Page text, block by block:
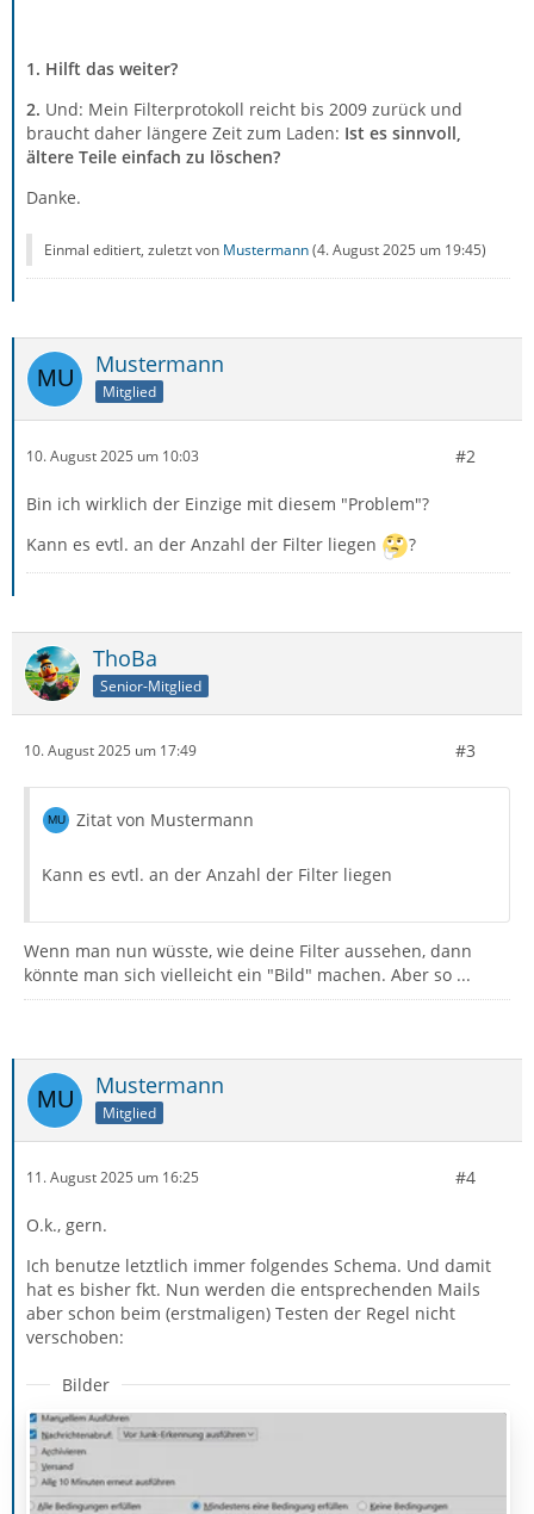
1. Hilft das weiter?
2. Und: Mein Filterprotokoll reicht bis 2009 zurück und
braucht daher längere Zeit zum Laden: Ist es sinnvoll,
ältere Teile einfach zu löschen?
Danke.
Einmal editiert, zuletzt von Mustermann(4. August 2025 um 19:45)
Mustermann
Mitglied
10. August 2025 um 10:03 #2
Bin ich wirklich der Einzige mit diesem "Problem"?
Kann es evtl. an der Anzahl der Filter liegen
?
ThoBa
Senior-Mitglied
10. August 2025 um 17:49 #3
Zitat von Mustermann
Kann es evtl. an der Anzahl der Filter liegen
Wenn man nun wüsste, wie deine Filter aussehen, dann
könnte man sich vielleicht ein "Bild" machen. Aber so ...
Mustermann
Mitglied
11. August 2025 um 16:25 #4
O.k., gern.
Ich benutze letztlich immer folgendes Schema. Und damit
hat es bisher fkt. Nun werden die entsprechenden Mails
aber schon beim (erstmaligen) Testen der Regel nicht
verschoben:
Bilder